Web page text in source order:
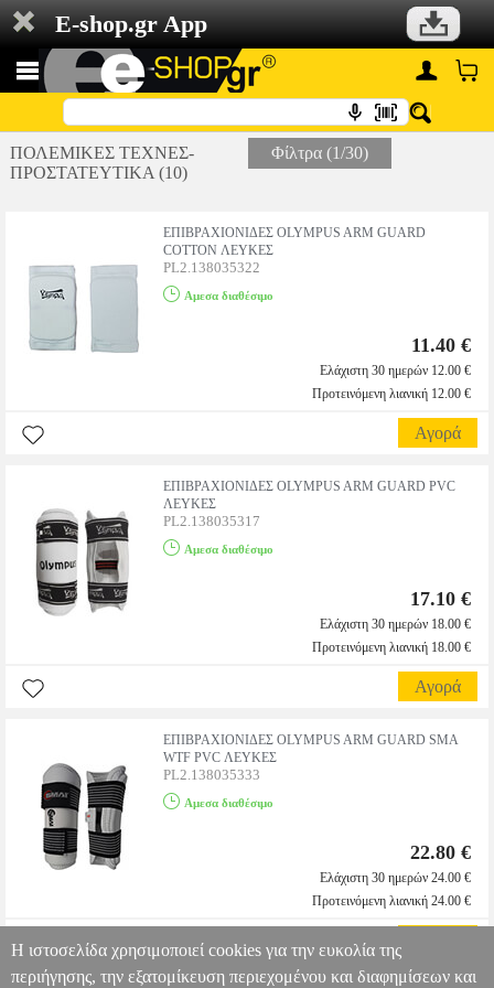
E-shop.gr App
ΠΟΛΕΜΙΚΕΣ ΤΕΧΝΕΣ-
ΠΡΟΣΤΑΤΕΥΤΙΚΑ (10)
Φίλτρα (1/30)
ΕΠΙΒΡΑΧΙΟΝΙΔΕΣ OLYMPUS ARM GUARD
COTTON ΛΕΥΚΕΣ
PL2.138035322
Αμεσα διαθέσιμο
11.40 €
Ελάχιστη 30 ημερών 12.00 €
Προτεινόμενη λιανική 12.00 €
Αγορά
ΕΠΙΒΡΑΧΙΟΝΙΔΕΣ OLYMPUS ARM GUARD PVC
ΛΕΥΚΕΣ
PL2.138035317
Αμεσα διαθέσιμο
17.10 €
Ελάχιστη 30 ημερών 18.00 €
Προτεινόμενη λιανική 18.00 €
Αγορά
ΕΠΙΒΡΑΧΙΟΝΙΔΕΣ OLYMPUS ARM GUARD SMA
WTF PVC ΛΕΥΚΕΣ
PL2.138035333
Αμεσα διαθέσιμο
22.80 €
Ελάχιστη 30 ημερών 24.00 €
Προτεινόμενη λιανική 24.00 €
Η ιστοσελίδα χρησιμοποιεί cookies για την ευκολία της
περιήγησης, την εξατομίκευση περιεχομένου και διαφημίσεων και